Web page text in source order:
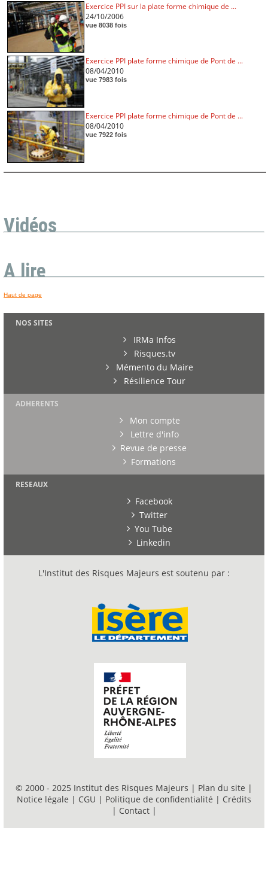
Exercice PPI sur la plate forme chimique de ...
24/10/2006
vue 8038 fois
Exercice PPI plate forme chimique de Pont de ...
08/04/2010
vue 7983 fois
Exercice PPI plate forme chimique de Pont de ...
08/04/2010
vue 7922 fois
Vidéos
A lire
Haut de page
NOS SITES
IRMa Infos
Risques.tv
Mémento du Maire
Résilience Tour
ADHERENTS
Mon compte
Lettre d'info
Revue de presse
Formations
RESEAUX
Facebook
Twitter
You Tube
Linkedin
L'Institut des Risques Majeurs est soutenu par :
© 2000 - 2025 Institut des Risques Majeurs | Plan du site |
Notice légale | CGU | Politique de confidentialité | Crédits
| Contact |